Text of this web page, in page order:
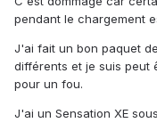
pendant le chargement
J'ai fait un bon paquet
différents et je suis peut
pour un fou.
J'ai un Sensation XE